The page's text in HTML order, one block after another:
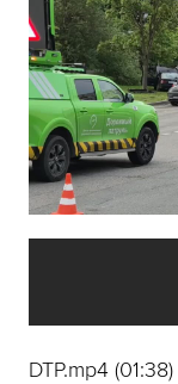
DTP.mp4 (01:38)